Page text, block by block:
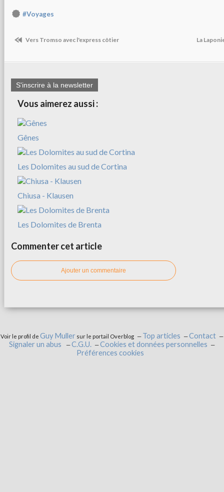
#Voyages
Vers Tromso avec l'express côtier La
S'inscrire à la newsletter
Vous aimerez aussi :
Gênes
Les Dolomites au sud de Cortina
Chiusa - Klausen
Les Dolomites de Brenta
Commenter cet article
Ajouter un commentaire
Voir le profil de Guy Muller sur le portail Overblog Top articles
Contact
Signaler un abus
C.G.U.
Cookies et données personnelles
Préférences cookies